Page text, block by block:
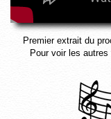
Premier extrait du
Pour voir les